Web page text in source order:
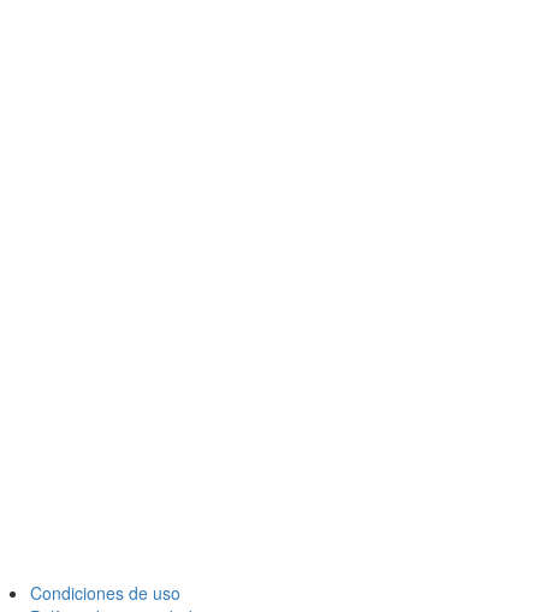
Condiciones de uso